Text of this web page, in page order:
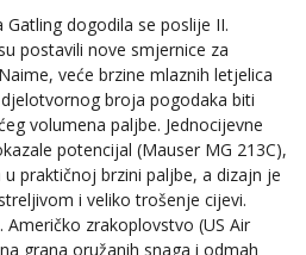
dogodila se poslije II.
postavili nove smjernice za
veće brzine mlaznih letjelica
broja pogodaka biti
volumena paljbe. Jednocijevne
potencijal (Mauser MG 213C),
praktičnoj brzini paljbe, a dizajn je
i veliko trošenje cijevi.
zrakoplovstvo (US Air
grana oružanih snaga i odmah